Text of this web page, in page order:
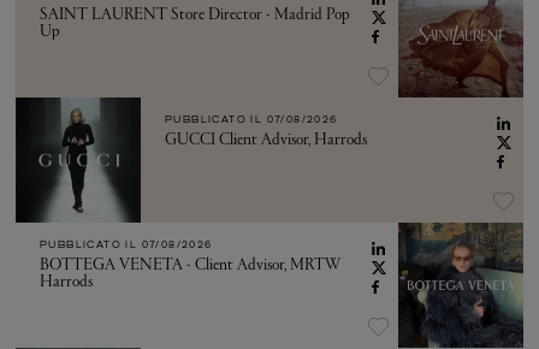
SAINT LAURENT Store Director - Madrid Pop
Up
PUBBLICATO IL 07/08/2026
GUCCI Client Advisor, Harrods
PUBBLICATO IL 07/08/2026
BOTTEGA VENETA - Client Advisor, MRTW
Harrods